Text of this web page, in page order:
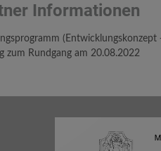
Informationen
(Entwicklungskonzept
zum Rundgang am 20.08.2022